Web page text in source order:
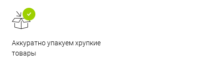
Аккуратно упакуем хрупкие
товары